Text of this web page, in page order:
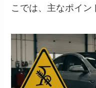
こでは、主なポイン